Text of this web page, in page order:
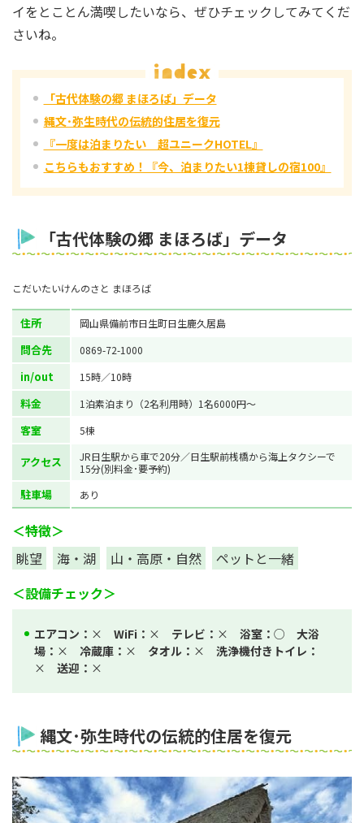
イをとことん満喫したいなら、ぜひチェックしてみてくだ
さいね。
「古代体験の郷 まほろば」データ
縄文･弥生時代の伝統的住居を復元
『一度は泊まりたい 超ユニークHOTEL』
こちらもおすすめ！『今、泊まりたい1棟貸しの宿100』
「古代体験の郷 まほろば」データ
こだいたいけんのさと まほろば
住所 岡山県備前市日生町日生鹿久居島
問合先 0869-72-1000
in/out 15時／10時
料金 1泊素泊まり（2名利用時）1名6000円〜
客室 5棟
アクセス
JR日生駅から車で20分／日生駅前桟橋から海上タクシーで
15分(別料金･要予約)
駐車場 あり
＜特徴＞
眺望
海・湖 山・高原・自然
ペットと一緒
＜設備チェック＞
エアコン： × WiFi： × テレビ： × 浴室： ○ 大浴
場： × 冷蔵庫： × タオル： × 洗浄機付きトイレ：
× 送迎： ×
縄文･弥生時代の伝統的住居を復元